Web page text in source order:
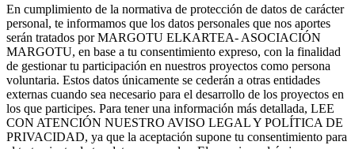
En cumplimiento de la normativa de protección de datos de carácter
personal, te informamos que los datos personales que nos aportes
serán tratados por MARGOTU ELKARTEA- ASOCIACIÓN
MARGOTU, en base a tu consentimiento expreso, con la finalidad
de gestionar tu participación en nuestros proyectos como persona
voluntaria. Estos datos únicamente se cederán a otras entidades
externas cuando sea necesario para el desarrollo de los proyectos en
los que participes. Para tener una información más detallada, LEE
CON ATENCIÓN NUESTRO AVISO LEGAL Y POLÍTICA DE
PRIVACIDAD, ya que la aceptación supone tu consentimiento para